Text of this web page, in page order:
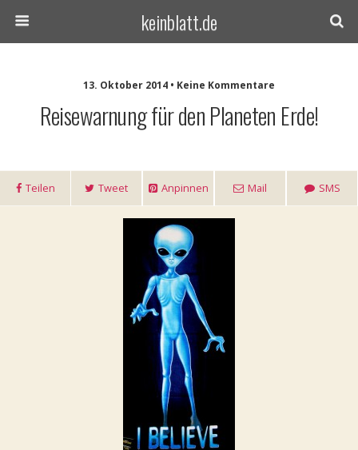
keinblatt.de
13. Oktober 2014 • Keine Kommentare
Reisewarnung für den Planeten Erde!
Teilen Tweet Anpinnen Mail SMS